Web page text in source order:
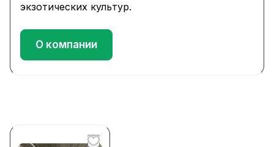
экзотических культур.
О компании